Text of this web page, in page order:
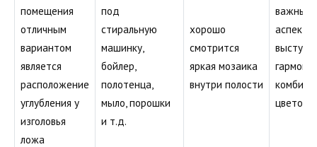
помещения
отличным
вариантом
является
расположение
углубления у
изголовья
ложа
под
стиральную
машинку,
бойлер,
полотенца,
мыло, порошки
и т.д.
хорошо
смотрится
яркая мозаика
внутри полости
важным
цветов